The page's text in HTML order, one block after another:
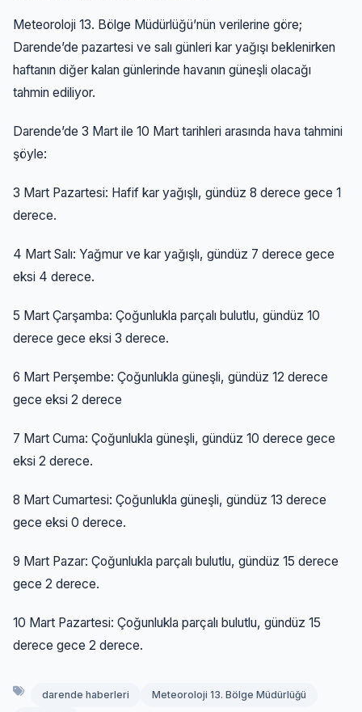
Meteoroloji 13. Bölge Müdürlüğü’nün verilerine göre;
Darende’de pazartesi ve salı günleri kar yağışı beklenirken
haftanın diğer kalan günlerinde havanın güneşli olacağı
tahmin ediliyor.
Darende’de 3 Mart ile 10 Mart tarihleri arasında hava tahmini
şöyle:
3 Mart Pazartesi: Hafif kar yağışlı, gündüz 8 derece gece 1
derece.
4 Mart Salı: Yağmur ve kar yağışlı, gündüz 7 derece gece
eksi 4 derece.
5 Mart Çarşamba: Çoğunlukla parçalı bulutlu, gündüz 10
derece gece eksi 3 derece.
6 Mart Perşembe: Çoğunlukla güneşli, gündüz 12 derece
gece eksi 2 derece
7 Mart Cuma: Çoğunlukla güneşli, gündüz 10 derece gece
eksi 2 derece.
8 Mart Cumartesi: Çoğunlukla güneşli, gündüz 13 derece
gece eksi 0 derece.
9 Mart Pazar: Çoğunlukla parçalı bulutlu, gündüz 15 derece
gece 2 derece.
10 Mart Pazartesi: Çoğunlukla parçalı bulutlu, gündüz 15
derece gece 2 derece.
darende haberleri
Meteoroloji 13. Bölge Müdürlüğü